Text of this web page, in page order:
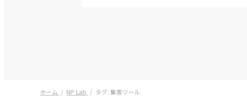
ホーム NP Lab タグ: 集客ツール